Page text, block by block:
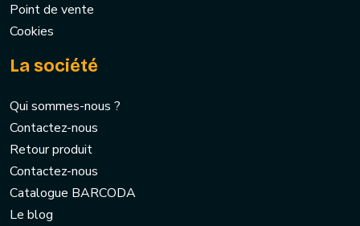
Point de vente
Cookies
La société
Qui sommes-nous ?
Contactez-nous
Retour produit
Contactez-nous
Catalogue BARCODA
Le blog